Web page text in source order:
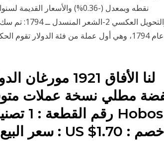
نقطه وبمعدل (-0.36%)
والتحويل
في عام 1794، وهي أول عملة من فئة الدولار